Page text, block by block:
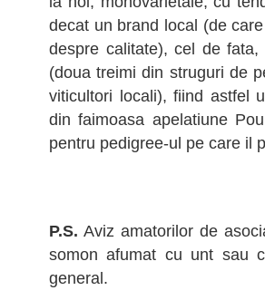
decat un brand local (de
despre calitate), cel de
(doua treimi din struguri de
viticultori locali), fiind astfel
din faimoasa apelatiune
pentru pedigree-ul pe care il
P.S. Aviz amatorilor de
somon afumat cu unt sau
general.